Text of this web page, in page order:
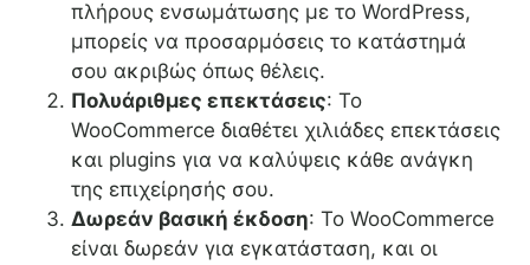
πλήρους ενσωμάτωσης με το WordPress,
μπορείς να προσαρμόσεις το κατάστημά
σου ακριβώς όπως θέλεις.
Πολυάριθμες επεκτάσεις: Το
WooCommerce διαθέτει χιλιάδες επεκτάσεις
και plugins για να καλύψεις κάθε ανάγκη
της επιχείρησής σου.
Δωρεάν βασική έκδοση: Το WooCommerce
είναι δωρεάν για εγκατάσταση, και οι